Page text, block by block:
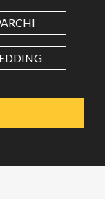
separator.